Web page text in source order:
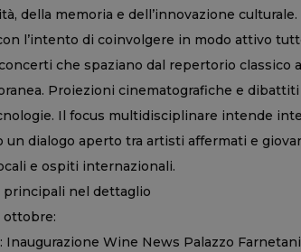
della memoria e dell’innovazione
l’intento di coinvolgere in modo attivo
che spaziano dal repertorio classico
Proiezioni cinematografiche e
Il focus multidisciplinare intende
un dialogo aperto tra artisti affermati e
e ospiti internazionali.
principali nel dettaglio
ottobre:
Inaugurazione Wine News Palazzo Farnetani